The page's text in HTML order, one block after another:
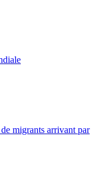
migrants arrivant par